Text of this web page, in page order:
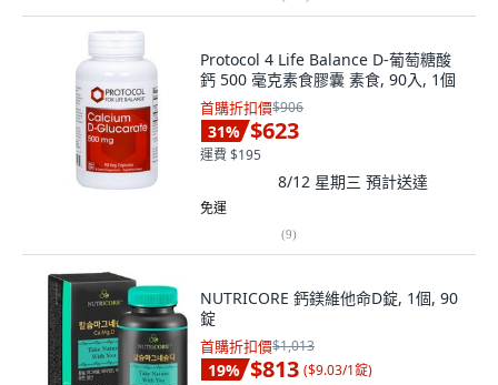
Protocol 4 Life Balance D-葡萄糖酸
鈣 500 毫克素食膠囊 素食, 90入, 1個
首購折扣價$906
31% $623
運費 $195
8/12 星期三 預計送達
免運
(9)
NUTRICORE 鈣鎂維他命D錠, 1個, 90
錠
首購折扣價$1,013
19% $813 ($9.03/1錠)